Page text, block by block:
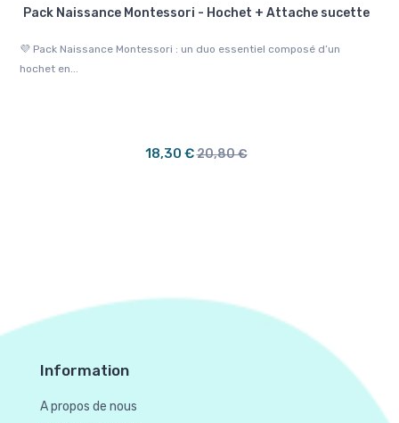
Pack Naissance Montessori - Hochet + Attache sucette
💜 Pack Naissance Montessori : un duo essentiel composé d’un
hochet en...
18,30 €20,80 €
Information
A propos de nous